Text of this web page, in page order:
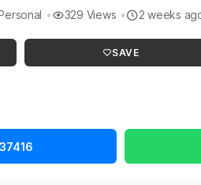
329 Views 2 weeks
SAVE